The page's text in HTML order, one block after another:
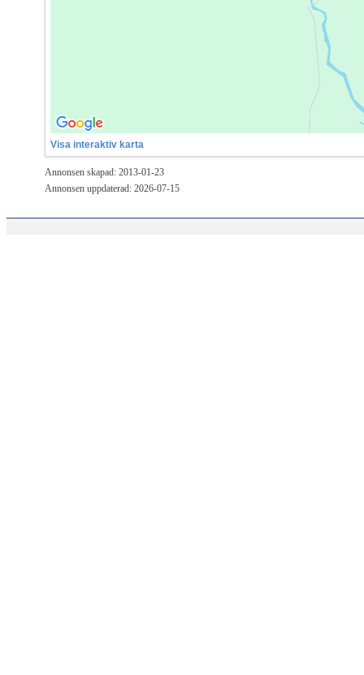
Visa interaktiv karta
Annonsen skapad: 2013-01-23
Annonsen uppdaterad: 2026-07-15